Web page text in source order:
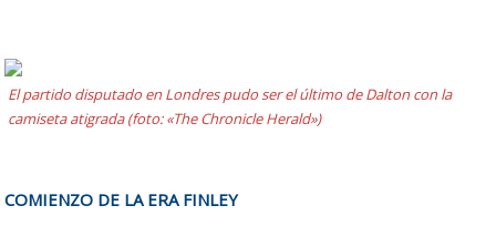
El partido disputado en Londres pudo ser el último de Dalton con la
camiseta atigrada (foto: «The Chronicle Herald»)
COMIENZO DE LA ERA FINLEY